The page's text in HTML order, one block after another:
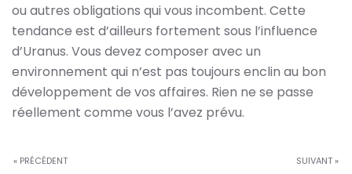
ou autres obligations qui vous incombent. Cette
tendance est d’ailleurs fortement sous l’influence
d’Uranus. Vous devez composer avec un
environnement qui n’est pas toujours enclin au bon
développement de vos affaires. Rien ne se passe
réellement comme vous l’avez prévu.
« PRÉCÉDENT SUIVANT »